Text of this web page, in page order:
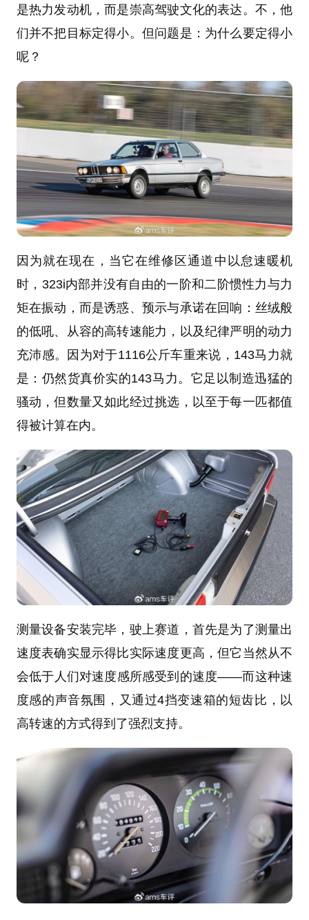
是热力发动机，而是崇高驾驶文化的表达。不，他
们并不把目标定得小。但问题是：为什么要定得小
呢？
因为就在现在，当它在维修区通道中以怠速暖机
时，323i内部并没有自由的一阶和二阶惯性力与力
矩在振动，而是诱惑、预示与承诺在回响：丝绒般
的低吼、从容的高转速能力，以及纪律严明的动力
充沛感。因为对于1116公斤车重来说，143马力就
是：仍然货真价实的143马力。它足以制造迅猛的
骚动，但数量又如此经过挑选，以至于每一匹都值
得被计算在内。
测量设备安装完毕，驶上赛道，首先是为了测量出
速度表确实显示得比实际速度更高，但它当然从不
会低于人们对速度感所感受到的速度——而这种速
度感的声音氛围，又通过4挡变速箱的短齿比，以
高转速的方式得到了强烈支持。